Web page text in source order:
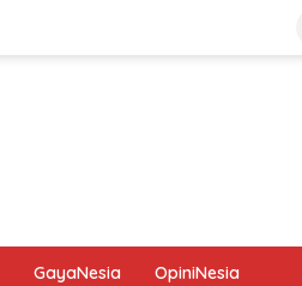
GayaNesia OpiniNesia